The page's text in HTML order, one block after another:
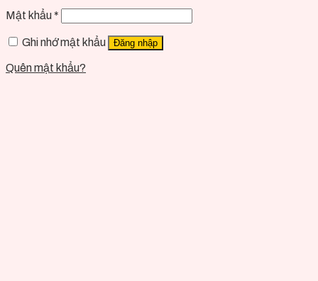
Mật khẩu *
Ghi nhớ mật khẩu Đăng nhập
Quên mật khẩu?